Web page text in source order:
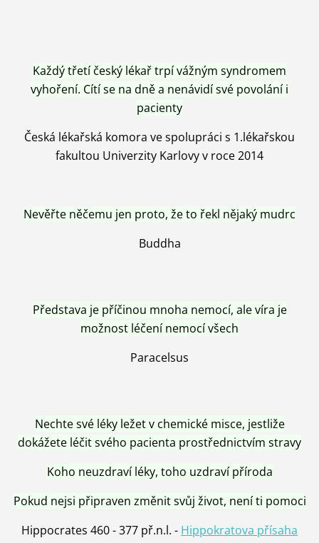
Každý třetí český lékař trpí vážným syndromem
vyhoření. Cítí se na dně a nenávidí své povolání i
pacienty
Česká lékařská komora ve spolupráci s 1.lékařskou
fakultou Univerzity Karlovy v roce 2014
Nevěřte něčemu jen proto, že to řekl nějaký mudrc
Buddha
Představa je příčinou mnoha nemocí, ale víra je
možnost léčení nemocí všech
Paracelsus
Nechte své léky ležet v chemické misce, jestliže
dokážete léčit svého pacienta prostřednictvím stravy
Koho neuzdraví léky, toho uzdraví příroda
Pokud nejsi připraven změnit svůj život, není ti pomoci
Hippocrates 460 - 377 př.n.l. - Hippokratova přísaha